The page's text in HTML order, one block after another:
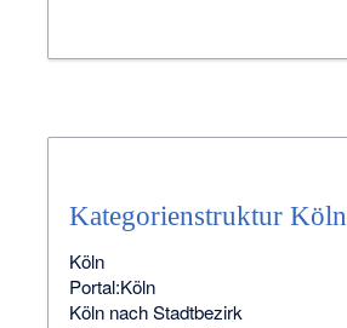
Kategorienstruktur Köln
Köln
Portal:Köln
Köln nach Stadtbezirk